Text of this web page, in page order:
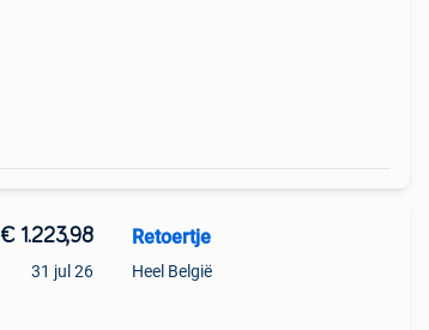
€ 1.223,98
31 jul 26
Retoertje
Heel België